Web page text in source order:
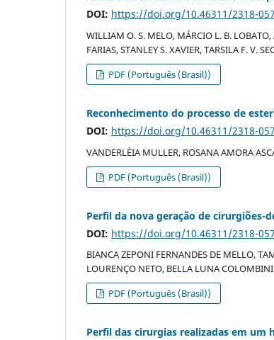
DOI: https://doi.org/10.46311/2318-
WILLIAM O. S. MELO, MÁRCIO L. B.
FARIAS, STANLEY S. XAVIER, TARSILA F. V.
PDF (Português (Brasil))
Reconhecimento do processo de
DOI: https://doi.org/10.46311/2318-
VANDERLÉIA MULLER, ROSANA AMORA
PDF (Português (Brasil))
Perfil da nova geração de
DOI: https://doi.org/10.46311/2318-
BIANCA ZEPONI FERNANDES DE MELLO,
LOURENÇO NETO, BELLA LUNA
PDF (Português (Brasil))
Perfil das cirurgias realizadas em um